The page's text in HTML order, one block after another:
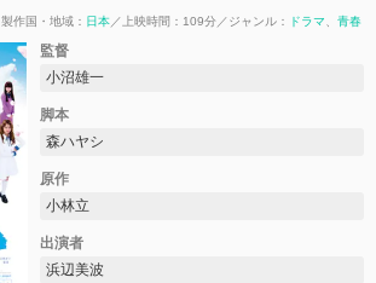
製作国・地域： 日本 上映時間：109分 ジャンル： ドラマ 青春
監督
小沼雄一
脚本
森ハヤシ
原作
小林立
出演者
浜辺美波